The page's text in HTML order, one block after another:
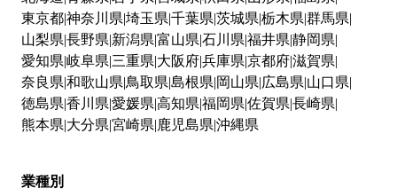
東京都神奈川県 埼玉県 千葉県 茨城県 栃木県 群馬県
山梨県 長野県 新潟県 富山県 石川県 福井県 静岡県
愛知県 岐阜県 三重県 大阪府兵庫県 京都府滋賀県
奈良県 和歌山県 鳥取県 島根県 岡山県 広島県 山口県
徳島県 香川県 愛媛県 高知県 福岡県 佐賀県 長崎県
熊本県 大分県 宮崎県 鹿児島県 沖縄県
業種別